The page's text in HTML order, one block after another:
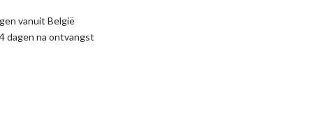
vanuit België
dagen na ontvangst